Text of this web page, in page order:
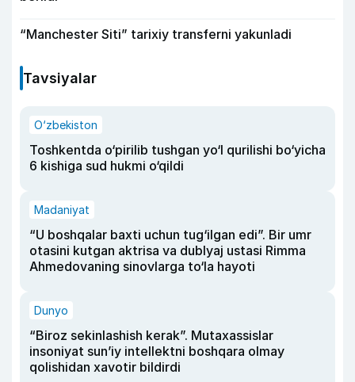
“Manchester Siti” tarixiy transferni yakunladi
Tavsiyalar
O‘zbekiston
Toshkentda o‘pirilib tushgan yo‘l qurilishi bo‘yicha
6 kishiga sud hukmi o‘qildi
Madaniyat
“U boshqalar baxti uchun tug‘ilgan edi”. Bir umr
otasini kutgan aktrisa va dublyaj ustasi Rimma
Ahmedovaning sinovlarga to‘la hayoti
Dunyo
“Biroz sekinlashish kerak”. Mutaxassislar
insoniyat sun’iy intellektni boshqara olmay
qolishidan xavotir bildirdi